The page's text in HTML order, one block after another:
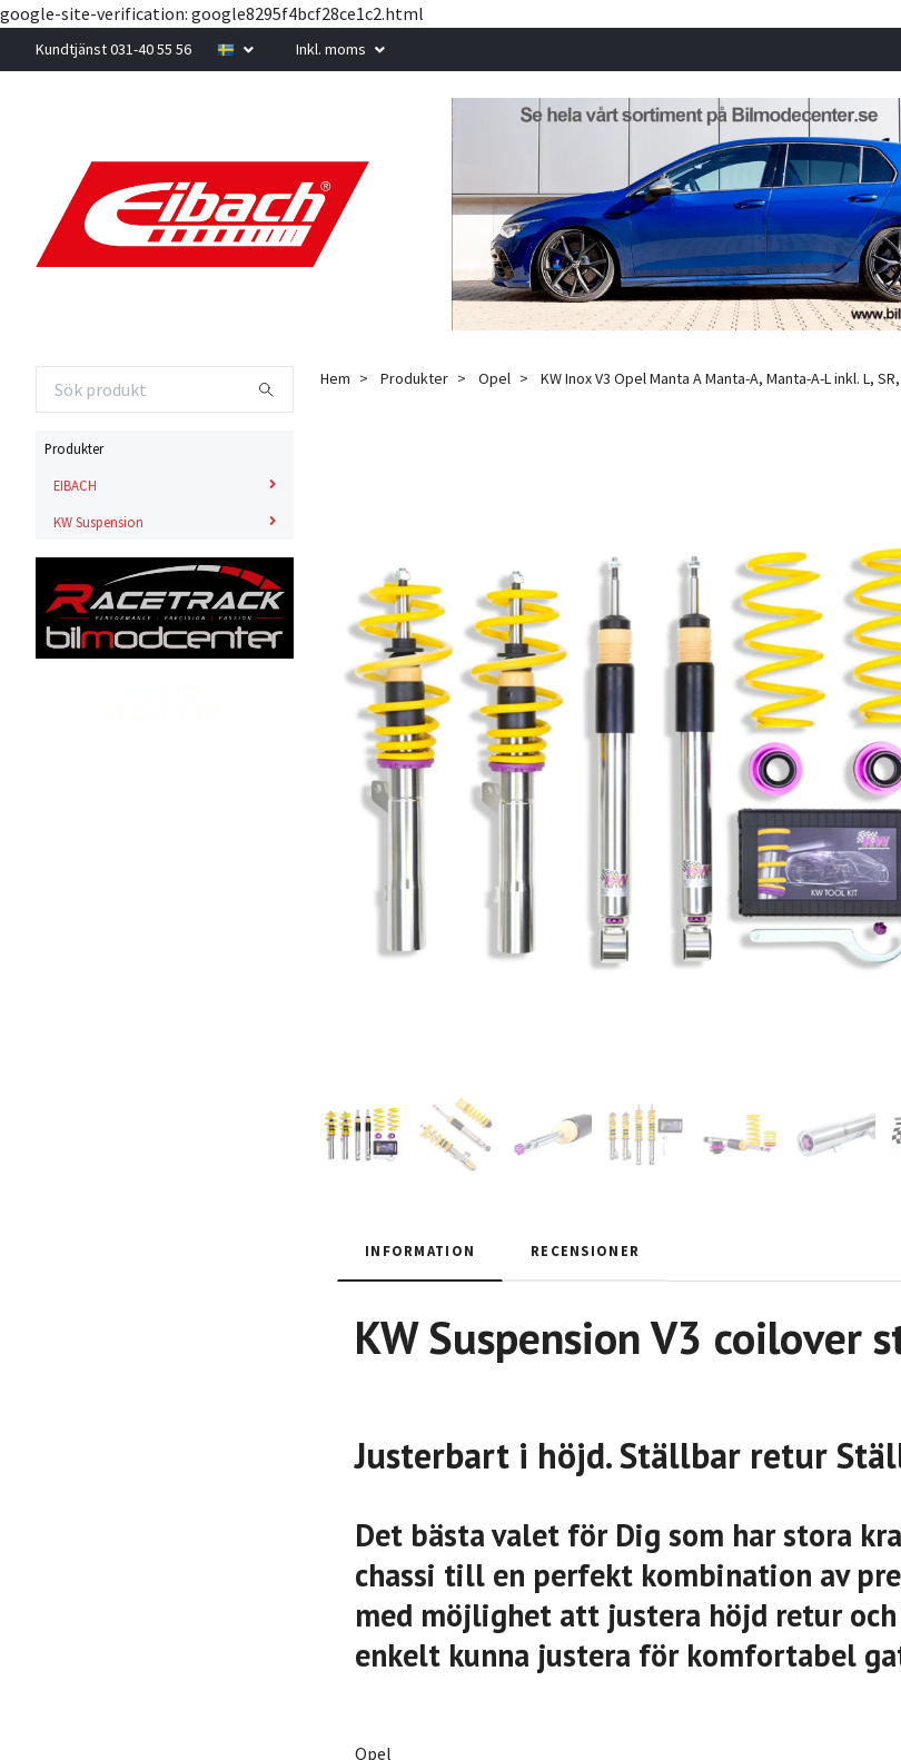
google-site-verification: google8295f4bcf28ce1c2.html
Kundtjänst 031-40 55 56 Inkl. moms
Produkter
EIBACH
KW Suspension
Hem Produkter Opel KW Inox V3 Opel Manta A Manta-A, Manta-A-L inkl. L,
INFORMATION RECENSIONER
KW Suspension V3 coilover
Justerbart i höjd. Ställbar retur
Det bästa valet för Dig som har stora
chassi till en perfekt kombination av
med möjlighet att justera höjd retur
enkelt kunna justera för komfortabel
Opel